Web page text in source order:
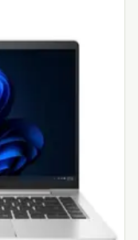
NVMe SSD-
eller vakna från
ger
och med